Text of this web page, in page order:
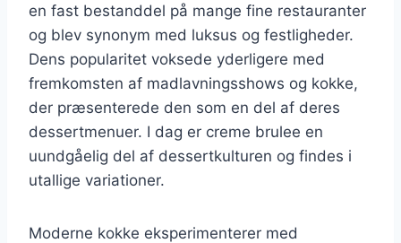
en fast bestanddel på mange fine restauranter
og blev synonym med luksus og festligheder.
Dens popularitet voksede yderligere med
fremkomsten af madlavningsshows og kokke,
der præsenterede den som en del af deres
dessertmenuer. I dag er creme brulee en
uundgåelig del af dessertkulturen og findes i
utallige variationer.
Moderne kokke eksperimenterer med